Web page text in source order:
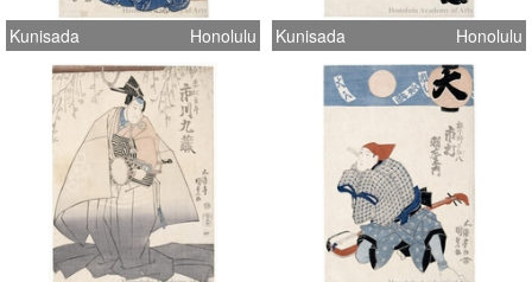
Kunisada Honolulu Kunisada Honolulu